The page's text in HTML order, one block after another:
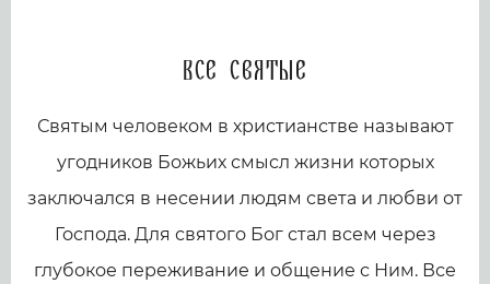
Все святые
Святым человеком в христианстве называют
угодников Божьих смысл жизни которых
заключался в несении людям света и любви от
Господа. Для святого Бог стал всем через
глубокое переживание и общение с Ним. Все